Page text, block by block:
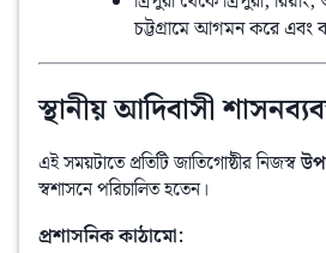
চট্টগ্রামে আগমন করে এবং
স্থানীয় আদিবাসী
এই সময়টাতে প্রতিটি জাতিগোষ্ঠীর নিজস্ব
স্বশাসনে পরিচালিত হতেন।
প্রশাসনিক কাঠামো: